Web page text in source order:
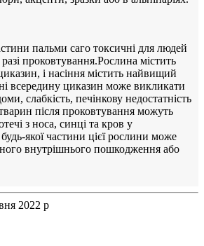
пальми саго токсичні для людей
проковтування.Рослина містить
і насіння містить найвищий
всередину циказин може викликати
слабкість, печінкову недостатність
після проковтування можуть
з носа, синці та кров у
якої частини цієї рослини може
внутрішнього пошкодження або
2022 р